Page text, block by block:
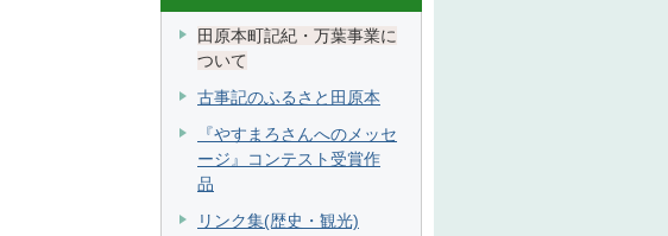
田原本町記紀・万葉事業に
ついて
古事記のふるさと田原本
『やすまろさんへのメッセ
ージ』コンテスト受賞作
品
リンク集(歴史・観光)